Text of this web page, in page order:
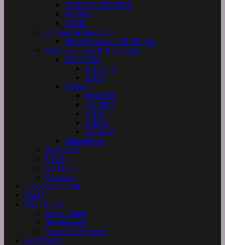
DESIGN LETTERS
kknekki
NBDC
FC Bayern Fan-Shop
Bestellformular – FC Bayern
Make your own & Handmade
HOODIES
ADULTS
KIDS
T-Shirts
WOMEN
UNISEX
KIDS
GIRLS
BABIES
Zirbenkissen
JEWELRY
SALE
OUTLET
Gutschein
Shopping vor Ort
FAQS
Mein Konto
Meine Daten
Bestellungen
Passwort vergessen
KONTAKT